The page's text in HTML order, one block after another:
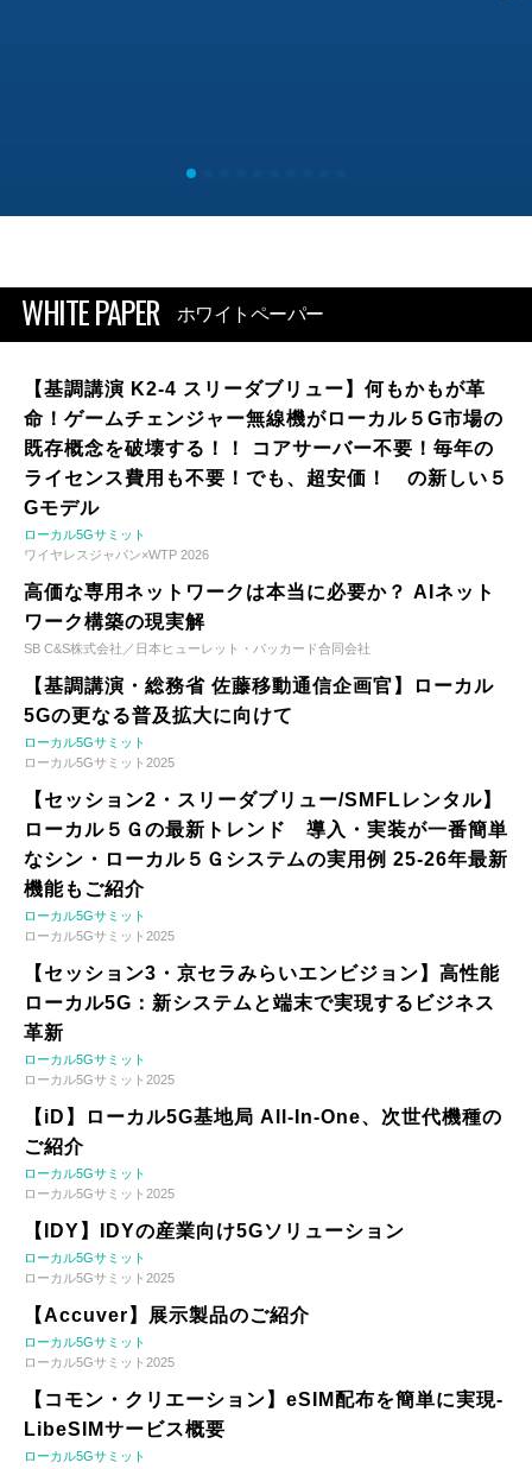
WHITE PAPER ホワイトペーパー
【基調講演 K2-4 スリーダブリュー】何もかもが革
命！ゲームチェンジャー無線機がローカル５G市場の
既存概念を破壊する！！ コアサーバー不要！毎年の
ライセンス費用も不要！でも、超安価！ の新しい５
Gモデル
ローカル5Gサミット
ワイヤレスジャパン×WTP 2026
高価な専用ネットワークは本当に必要か？ AIネット
ワーク構築の現実解
SB C&S株式会社／日本ヒューレット・パッカード合同会社
【基調講演・総務省 佐藤移動通信企画官】ローカル
5Gの更なる普及拡大に向けて
ローカル5Gサミット
ローカル5Gサミット2025
【セッション2・スリーダブリュー/SMFLレンタル】
ローカル５Ｇの最新トレンド 導入・実装が一番簡単
なシン・ローカル５Ｇシステムの実用例 25-26年最新
機能もご紹介
ローカル5Gサミット
ローカル5Gサミット2025
【セッション3・京セラみらいエンビジョン】高性能
ローカル5G：新システムと端末で実現するビジネス
革新
ローカル5Gサミット
ローカル5Gサミット2025
【iD】ローカル5G基地局 All-In-One、次世代機種の
ご紹介
ローカル5Gサミット
ローカル5Gサミット2025
【IDY】IDYの産業向け5Gソリューション
ローカル5Gサミット
ローカル5Gサミット2025
【Accuver】展示製品のご紹介
ローカル5Gサミット
ローカル5Gサミット2025
【コモン・クリエーション】eSIM配布を簡単に実現-
LibeSIMサービス概要
ローカル5Gサミット